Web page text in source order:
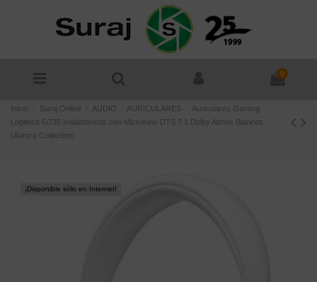
0
Inicio Suraj Online AUDIO AURICULARES
Auriculares Gaming
Logitech G735 Inalámbricos con Micrófono DTS 7.1 Dolby Atmos Blancos
(Aurora Collection)
¡Disponible sólo en Internet!